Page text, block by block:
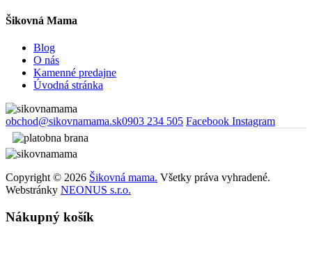
Šikovná Mama
Blog
O nás
Kamenné predajne
Úvodná stránka
obchod@sikovnamama.sk0903 234 505 Facebook Instagram
Copyright © 2026 Šikovná mama. Všetky práva vyhradené.
Webstránky NEONUS s.r.o.
Nákupný košík